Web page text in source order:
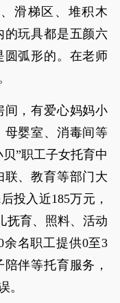
滑梯区、堆积木
的玩具都是五颜六
圆弧形的。在老师
间，有爱心妈妈小
母婴室、消毒间等
”职工子女托育中
、教育等部门大
投入近185万元，
抚育、照料、活动
余名职工提供0至3
伴等托育服务，
。